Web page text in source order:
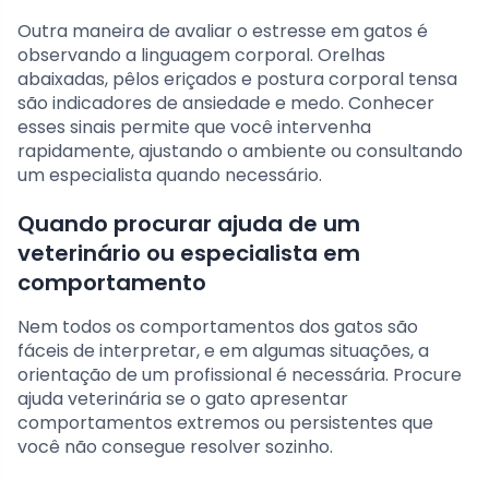
Outra maneira de avaliar o estresse em gatos é
observando a linguagem corporal. Orelhas
abaixadas, pêlos eriçados e postura corporal tensa
são indicadores de ansiedade e medo. Conhecer
esses sinais permite que você intervenha
rapidamente, ajustando o ambiente ou consultando
um especialista quando necessário.
Quando procurar ajuda de um
veterinário ou especialista em
comportamento
Nem todos os comportamentos dos gatos são
fáceis de interpretar, e em algumas situações, a
orientação de um profissional é necessária. Procure
ajuda veterinária se o gato apresentar
comportamentos extremos ou persistentes que
você não consegue resolver sozinho.